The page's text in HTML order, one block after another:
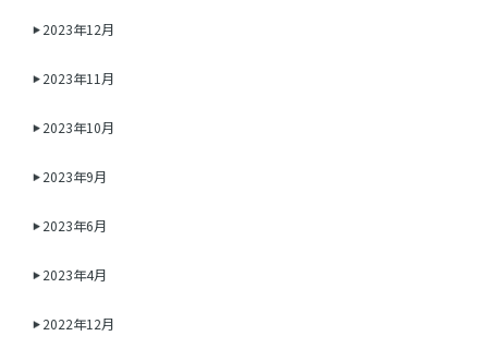
2023年12月
2023年11月
2023年10月
2023年9月
2023年6月
2023年4月
2022年12月